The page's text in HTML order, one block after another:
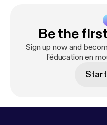
d'enseigner
transmettre des
comment accéder à la
connaissances,
s'en sert, comment on
Be the
Sign up now and
l’éducation en